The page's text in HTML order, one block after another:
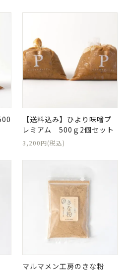
【送料込み】ひより味噌プ
レミアム 500ｇ2個セット
3,200円(税込)
マルマメン工房のきな粉